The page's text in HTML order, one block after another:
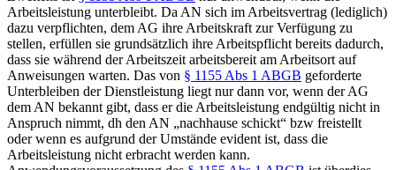
Arbeitsleistung unterbleibt. Da AN sich im Arbeitsvertrag (lediglich)
dazu verpflichten, dem AG ihre Arbeitskraft zur Verfügung zu
stellen, erfüllen sie grundsätzlich ihre Arbeitspflicht bereits dadurch,
dass sie während der Arbeitszeit arbeitsbereit am Arbeitsort auf
Anweisungen warten. Das von § 1155 Abs 1 ABGB geforderte
Unterbleiben der Dienstleistung liegt nur dann vor, wenn der AG
dem AN bekannt gibt, dass er die Arbeitsleistung endgültig nicht in
Anspruch nimmt, dh den AN „nachhause schickt“ bzw freistellt
oder wenn es aufgrund der Umstände evident ist, dass die
Arbeitsleistung nicht erbracht werden kann.